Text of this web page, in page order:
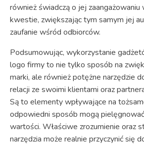
również świadczą o jej zaangażowaniu
kwestie, zwiększając tym samym jej
zaufanie wśród odbiorców.
Podsumowując, wykorzystanie
logo firmy to nie tylko sposób na
marki, ale również potężne narzędzie
relacji ze swoimi klientami oraz
Są to elementy wpływające na
odpowiedni sposób mogą
wartości. Właściwe zrozumienie oraz
narzędzia może realnie przyczynić się